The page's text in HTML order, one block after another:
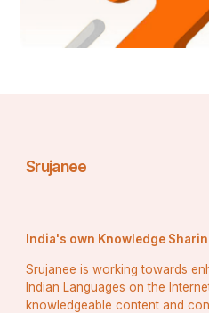
"तेरे प्यार की जो हमने चाहत पाई
Srujanee
India's own Knowledge
Srujanee is working towards
Indian Languages on the
knowledgeable content and